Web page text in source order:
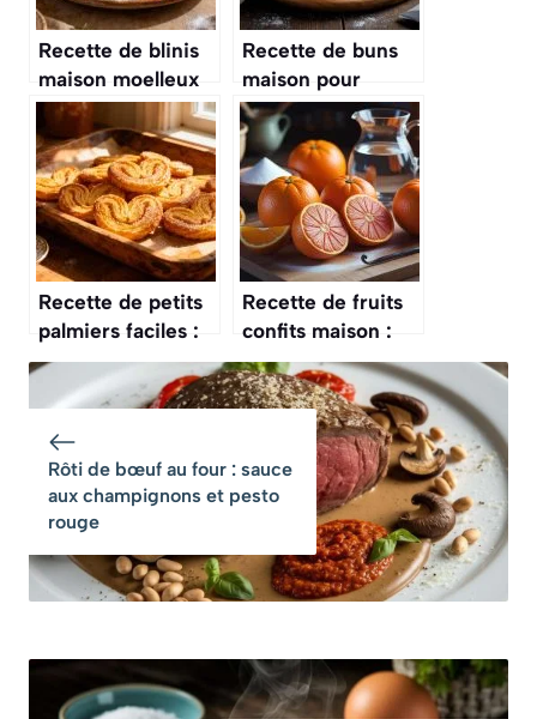
Recette de blinis
maison moelleux
et faciles à
préparer
Recette de buns
maison pour
hamburger
parfaits
Recette de petits
palmiers faciles :
comment les
préparer ?
Recette de fruits
confits maison :
délicieux et faciles
à préparer
Rôti de bœuf au four : sauce
aux champignons et pesto
rouge